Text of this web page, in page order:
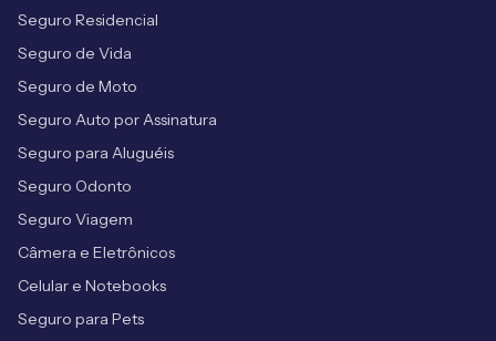
Seguro Residencial
Seguro de Vida
Seguro de Moto
Seguro Auto por Assinatura
Seguro para Aluguéis
Seguro Odonto
Seguro Viagem
Câmera e Eletrônicos
Celular e Notebooks
Seguro para Pets